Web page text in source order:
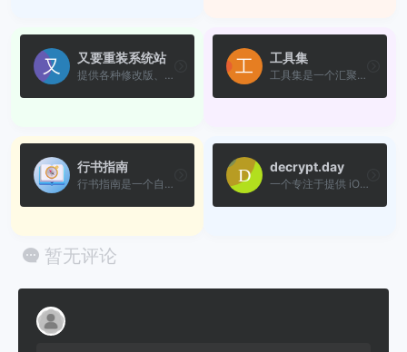
又要重装系统站
提供各种修改版、精简版和优...
工具集
工具集是一个汇聚各类实用工...
行书指南
行书指南是一个自由及开放源...
decrypt.day
一个专注于提供 iOS 软件资源...
暂无评论